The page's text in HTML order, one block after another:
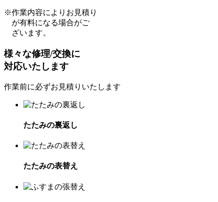
※作業内容によりお見積り
が有料になる場合がご
ざいます。
様々な修理/交換に
対応いたします
作業前に必ずお見積りいたします
たたみの裏返し
たたみの表替え